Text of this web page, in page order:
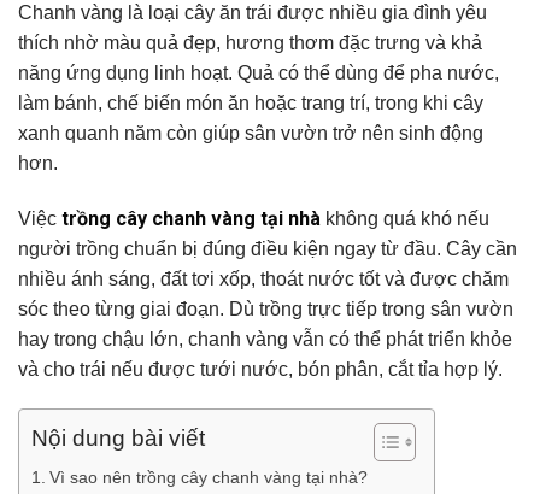
Chanh vàng là loại cây ăn trái được nhiều gia đình yêu
thích nhờ màu quả đẹp, hương thơm đặc trưng và khả
năng ứng dụng linh hoạt. Quả có thể dùng để pha nước,
làm bánh, chế biến món ăn hoặc trang trí, trong khi cây
xanh quanh năm còn giúp sân vườn trở nên sinh động
hơn.
Việc trồng cây chanh vàng tại nhà không quá khó nếu
người trồng chuẩn bị đúng điều kiện ngay từ đầu. Cây cần
nhiều ánh sáng, đất tơi xốp, thoát nước tốt và được chăm
sóc theo từng giai đoạn. Dù trồng trực tiếp trong sân vườn
hay trong chậu lớn, chanh vàng vẫn có thể phát triển khỏe
và cho trái nếu được tưới nước, bón phân, cắt tỉa hợp lý.
Nội dung bài viết
Vì sao nên trồng cây chanh vàng tại nhà?